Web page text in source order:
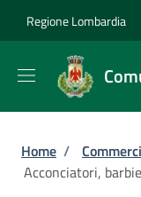
Regione Lombardia
Briciole
Home /
Acconciatori,